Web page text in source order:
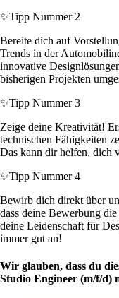
✨Tipp Nummer 2
Bereite dich auf
Trends in der
innovative
bisherigen Projekten
✨Tipp Nummer 3
Zeige deine Kreativität!
technischen Fähigkeiten
Das kann dir helfen, dich
✨Tipp Nummer 4
Bewirb dich direkt über
dass deine Bewerbung
deine Leidenschaft für
immer gut an!
Wir glauben, dass du
Studio Engineer (m/f/d)